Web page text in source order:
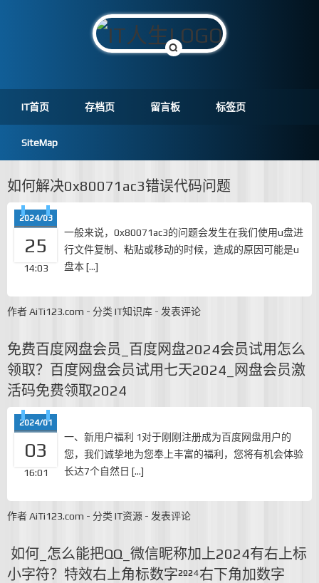
IT首页 存档页 留言板 标签页
SiteMap
如何解决0x80071ac3错误代码问题
2024/03
25
14:03
一般来说，0x80071ac3的问题会发生在我们使用u盘进
行文件复制、粘贴或移动的时候，造成的原因可能是u
盘本 […]
作者AiTi123.com - 分类 IT知识库 - 发表评论
免费百度网盘会员_百度网盘2024会员试用怎么
领取？百度网盘会员试用七天2024_网盘会员激
活码免费领取2024
2024/01
03
16:01
一、新用户福利 1对于刚刚注册成为百度网盘用户的
您，我们诚挚地为您奉上丰富的福利，您将有机会体验
长达7个自然日 […]
作者AiTi123.com - 分类 IT资源 - 发表评论
如何_怎么能把QQ_微信昵称加上2024有右上标
小字符？特效右上角标数字²º²⁴右下角加数字